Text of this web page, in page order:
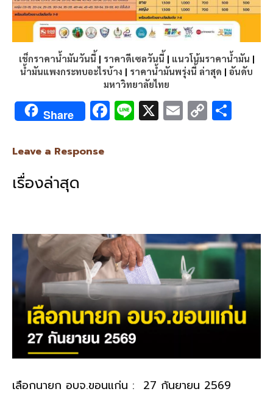
เช็กราคาน้ำมันวันนี้ | ราคาดีเซลวันนี้ | แนวโน้มราคาน้ำมัน |
น้ำมันแพงกระทบอะไรบ้าง | ราคาน้ำมันพรุ่งนี้ ล่าสุด | อันดับ
มหาวิทยาลัยไทย
Share F
k
Li X E C
Leave a Response
เรื่องล่าสุด
เลือกนายก อบจ.ขอนแก่น : 27 กันยายน 2569